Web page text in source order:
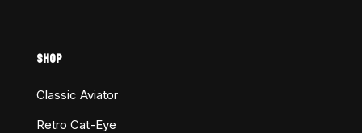
SHOP
Classic Aviator
Retro Cat-Eye